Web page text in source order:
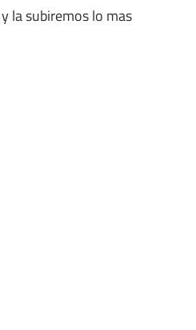
y la subiremos lo mas